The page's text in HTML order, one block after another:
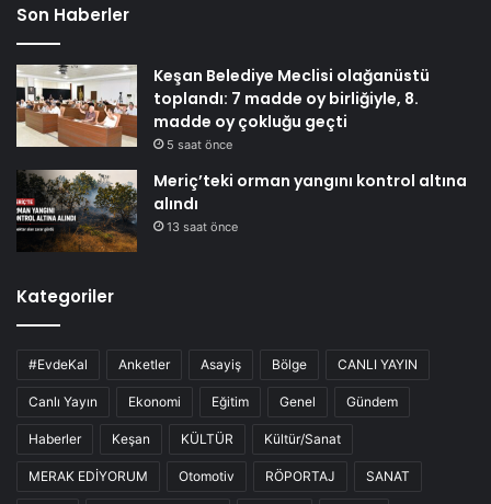
Son Haberler
Keşan Belediye Meclisi olağanüstü
toplandı: 7 madde oy birliğiyle, 8.
madde oy çokluğu geçti
5 saat önce
Meriç’teki orman yangını kontrol altına
alındı
13 saat önce
Kategoriler
#EvdeKal Anketler Asayiş Bölge CANLI YAYIN
Canlı Yayın Ekonomi Eğitim Genel Gündem
Haberler Keşan KÜLTÜR Kültür/Sanat
MERAK EDİYORUM Otomotiv RÖPORTAJ SANAT